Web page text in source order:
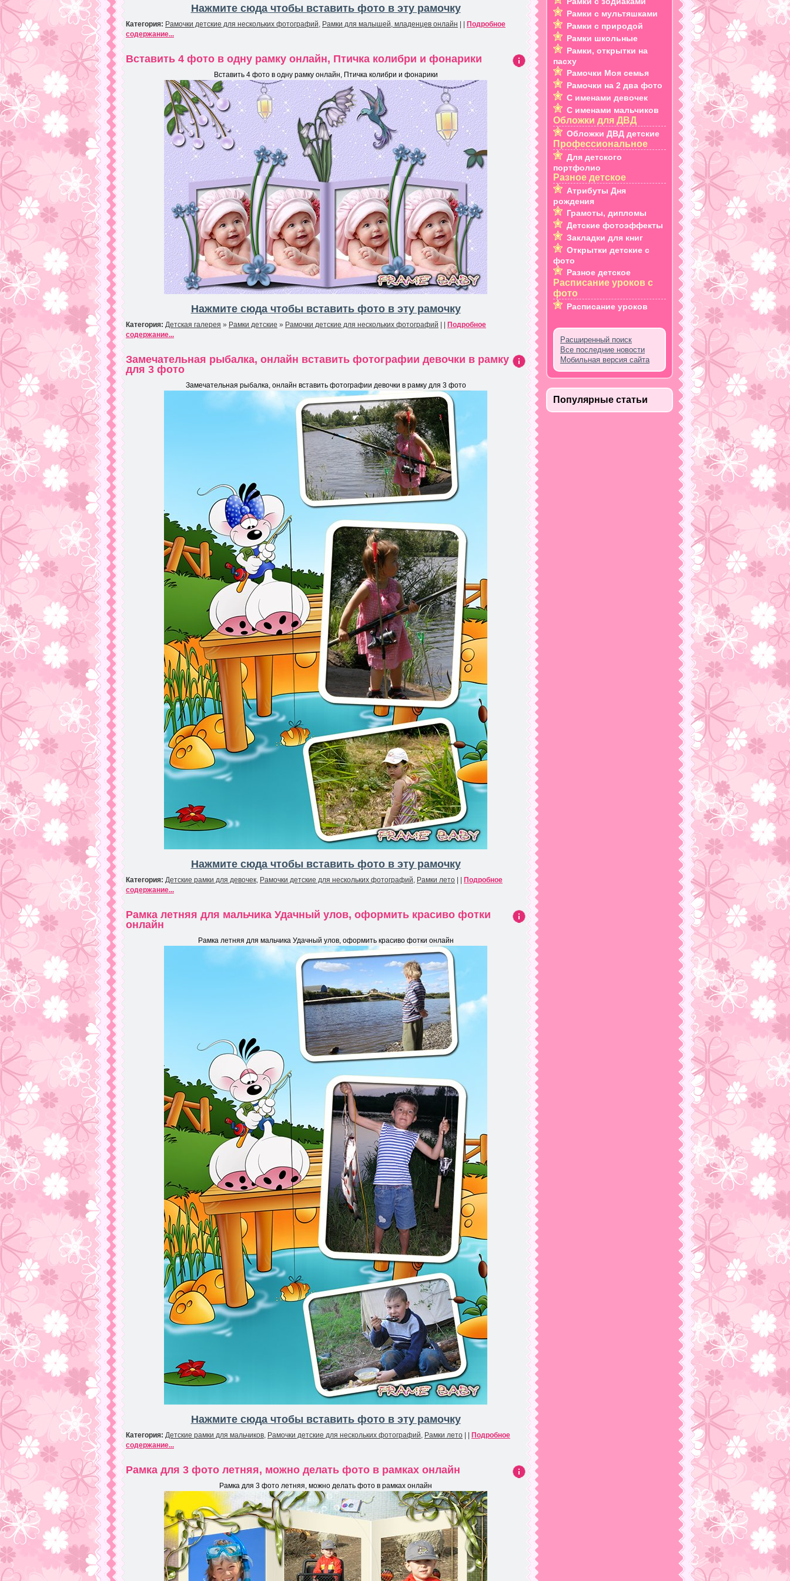
Нажмите сюда чтобы вставить фото в эту рамочку
Категория: Рамочки детские для нескольких фотографий, Рамки для малышей, младенцев онлайн
Подробное
содержание...
Вставить 4 фото в одну рамку онлайн, Птичка колибри и фонарики
Вставить 4 фото в одну рамку онлайн, Птичка колибри и фонарики
Нажмите сюда чтобы вставить фото в эту рамочку
Категория: Детская галерея » Рамки детские » Рамочки детские для нескольких фотографий
Подробное
содержание...
Замечательная рыбалка, онлайн вставить фотографии девочки в рамку
для 3 фото
Замечательная рыбалка, онлайн вставить фотографии девочки в рамку для 3 фото
Нажмите сюда чтобы вставить фото в эту рамочку
Категория: Детские рамки для девочек, Рамочки детские для нескольких фотографий, Рамки лето
Подробное
содержание...
Рамка летняя для мальчика Удачный улов, оформить красиво фотки
онлайн
Рамка летняя для мальчика Удачный улов, оформить красиво фотки онлайн
Нажмите сюда чтобы вставить фото в эту рамочку
Категория: Детские рамки для мальчиков, Рамочки детские для нескольких фотографий, Рамки лето
Подробное
содержание...
Рамка для 3 фото летняя, можно делать фото в рамках онлайн
Рамка для 3 фото летняя, можно делать фото в рамках онлайн
Рамки с мультяшками
Рамки с природой
Рамки школьные
Рамки, открытки на
пасху
Рамочки Моя семья
Рамочки на 2 два фото
С именами девочек
С именами мальчиков
Обложки для ДВД
Обложки ДВД детские
Профессиональное
Для детского
портфолио
Разное детское
Атрибуты Дня
рождения
Грамоты, дипломы
Детские фотоэффекты
Закладки для книг
Открытки детские с
фото
Разное детское
Расписание уроков с
фото
Расписание уроков
Расширенный поиск
Все последние новости
Мобильная версия сайта
Популярные статьи